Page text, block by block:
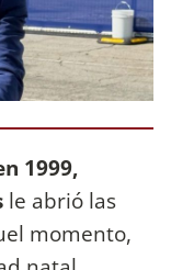
1999,
le abrió las
momento,